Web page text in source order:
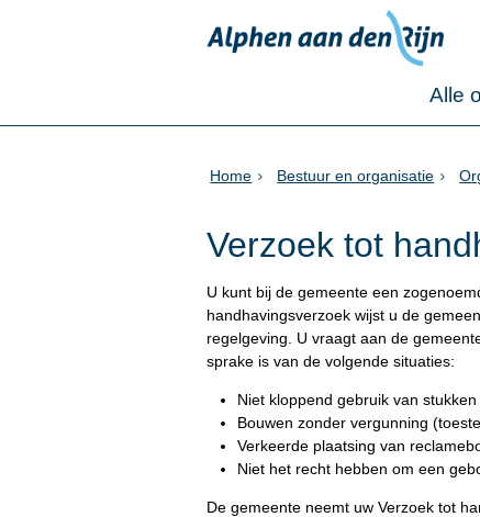
Alle
Home Bestuur en organisatie
Verzoek tot
U kunt bij de gemeente een
handhavingsverzoek wijst u de
regelgeving. U vraagt aan de
sprake is van de volgende situaties:
Niet kloppend gebruik van
Bouwen zonder vergunning
Verkeerde plaatsing van
Niet het recht hebben om een
De gemeente neemt uw Verzoek tot